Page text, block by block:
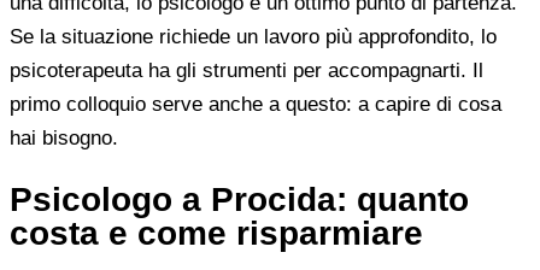
Se la situazione richiede un lavoro più approfondito, lo
psicoterapeuta ha gli strumenti per accompagnarti. Il
primo colloquio serve anche a questo: a capire di cosa
hai bisogno.
Psicologo a Procida: quanto
costa e come risparmiare